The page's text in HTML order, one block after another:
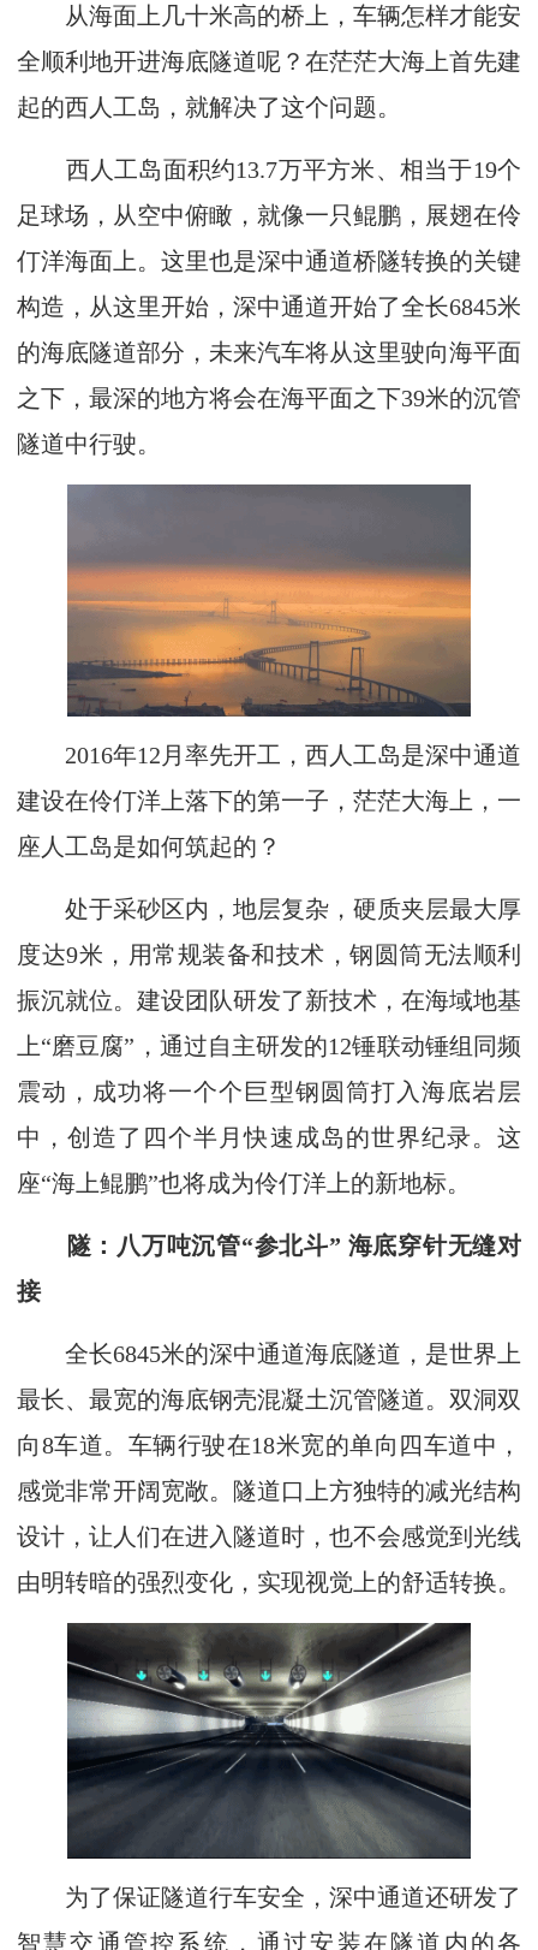
从海面上几十米高的桥上，车辆怎样才能安
全顺利地开进海底隧道呢？在茫茫大海上首先建
起的西人工岛，就解决了这个问题。
西人工岛面积约13.7万平方米、相当于19个
足球场，从空中俯瞰，就像一只鲲鹏，展翅在伶
仃洋海面上。这里也是深中通道桥隧转换的关键
构造，从这里开始，深中通道开始了全长6845米
的海底隧道部分，未来汽车将从这里驶向海平面
之下，最深的地方将会在海平面之下39米的沉管
隧道中行驶。
2016年12月率先开工，西人工岛是深中通道
建设在伶仃洋上落下的第一子，茫茫大海上，一
座人工岛是如何筑起的？
处于采砂区内，地层复杂，硬质夹层最大厚
度达9米，用常规装备和技术，钢圆筒无法顺利
振沉就位。建设团队研发了新技术，在海域地基
上“磨豆腐”，通过自主研发的12锤联动锤组同频
震动，成功将一个个巨型钢圆筒打入海底岩层
中，创造了四个半月快速成岛的世界纪录。这
座“海上鲲鹏”也将成为伶仃洋上的新地标。
隧：八万吨沉管“参北斗” 海底穿针无缝对
接
全长6845米的深中通道海底隧道，是世界上
最长、最宽的海底钢壳混凝土沉管隧道。双洞双
向8车道。车辆行驶在18米宽的单向四车道中，
感觉非常开阔宽敞。隧道口上方独特的减光结构
设计，让人们在进入隧道时，也不会感觉到光线
由明转暗的强烈变化，实现视觉上的舒适转换。
为了保证隧道行车安全，深中通道还研发了
智慧交通管控系统，通过安装在隧道内的各